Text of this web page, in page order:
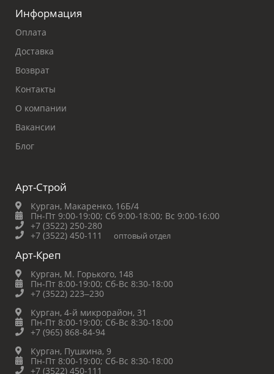
Информация
Оплата
Доставка
Возврат
Контакты
О компании
Вакансии
Блог
Арт-Строй
Курган, Макаренко, 16Б/4
Пн-Пт 9:00-19:00; Сб 9:00-18:00; Вс 9:00-16:00
+7 (3522) 250-280
+7 (3522) 450-111
оптовый отдел
Арт-Креп
Курган, М. Горького, 148
Пн-Пт 8:00-19:00; Сб-Вс 8:30-18:00
+7 (3522) 223‒230
Курган, 4-й микрорайон, 31
Пн-Пт 8:00-19:00; Сб-Вс 8:30-18:00
+7 (965) 868-84-94
Курган, Пушкина, 9
Пн-Пт 8:00-19:00; Сб-Вс 8:30-18:00
+7 (3522) 450-111